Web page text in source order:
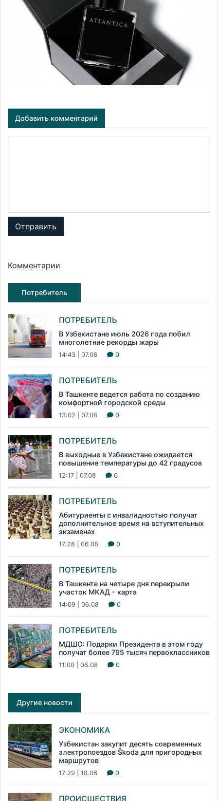
Добавить комментарий
Отправить
Комментарии
Потребитель
ПОТРЕБИТЕЛЬ
В Узбекистане июль 2026 года побил
многолетние рекорды жары
14:43 | 07.08 0
ПОТРЕБИТЕЛЬ
В Ташкенте ведется работа по созданию
комфортной городской среды
13:02 | 07.08 0
ПОТРЕБИТЕЛЬ
В выходные в Узбекистане ожидается
повышение температуры до 42 градусов
12:17 | 07.08 0
ПОТРЕБИТЕЛЬ
Абитуриенты с инвалидностью получат
дополнительное время на вступительных
экзаменах
17:28 | 06.08 0
ПОТРЕБИТЕЛЬ
В Ташкенте на четыре дня перекрыли
участок МКАД - карта
14:09 | 06.08 0
ПОТРЕБИТЕЛЬ
МДШО: Подарки Президента в этом году
получат более 795 тысяч первоклассников
11:00 | 06.08 0
Другие новости
ЭКОНОМИКА
Узбекистан закупит десять современных
электропоездов Škoda для пригородных
маршрутов
17:29 | 18.06 0
ПРОИСШЕСТВИЯ